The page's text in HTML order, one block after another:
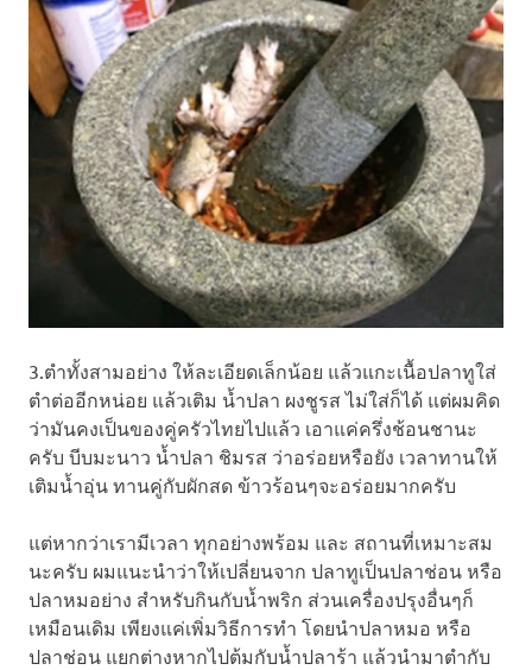
3.ตำทั้งสามอย่าง ให้ละเอียดเล็กน้อย แล้วแกะเนื้อปลาทูใส่
ตำต่ออีกหน่อย แล้วเติม น้ำปลา ผงชูรส ไม่ใส่ก็ได้ แต่ผมคิด
ว่ามันคงเป็นของคู่ครัวไทยไปแล้ว เอาแค่ครึ่งช้อนชานะ
ครับ บีบมะนาว น้ำปลา ชิมรส ว่าอร่อยหรือยัง เวลาทานให้
เติมน้ำอุ่น ทานคู่กับผักสด ข้าวร้อนๆจะอร่อยมากครับ
แต่หากว่าเรามีเวลา ทุกอย่างพร้อม และ สถานที่เหมาะสม
นะครับ ผมแนะนำว่าให้เปลี่ยนจาก ปลาทูเป็นปลาช่อน หรือ
ปลาหมอย่าง สำหรับกินกับน้ำพริก ส่วนเครื่องปรุงอื่นๆก็
เหมือนเดิม เพียงแค่เพิ่มวิธีการทำ โดยนำปลาหมอ หรือ
ปลาช่อน แยกต่างหากไปต้มกับน้ำปลาร้า แล้วนำมาตำกับ